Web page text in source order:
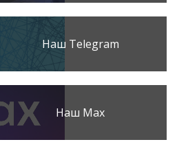
Наш Telegram
Наш Max